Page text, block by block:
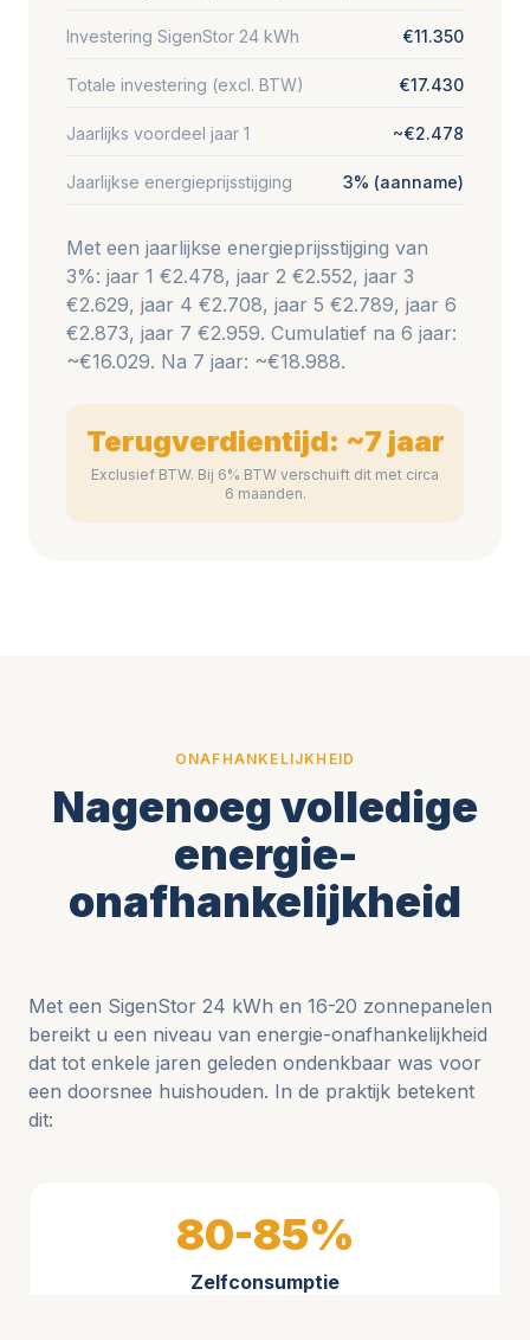
Investering SigenStor 24 kWh €11.350
Totale investering (excl. BTW) €17.430
Jaarlijks voordeel jaar 1 ~€2.478
Jaarlijkse energieprijsstijging 3% (aanname)
Met een jaarlijkse energieprijsstijging van
3%: jaar 1 €2.478, jaar 2 €2.552, jaar 3
€2.629, jaar 4 €2.708, jaar 5 €2.789, jaar 6
€2.873, jaar 7 €2.959. Cumulatief na 6 jaar:
~€16.029. Na 7 jaar: ~€18.988.
Terugverdientijd: ~7 jaar
Exclusief BTW. Bij 6% BTW verschuift dit met circa
6 maanden.
ONAFHANKELIJKHEID
Nagenoeg volledige
energie-
onafhankelijkheid
Met een SigenStor 24 kWh en 16-20 zonnepanelen
bereikt u een niveau van energie-onafhankelijkheid
dat tot enkele jaren geleden ondenkbaar was voor
een doorsnee huishouden. In de praktijk betekent
dit:
80-85%
Zelfconsumptie